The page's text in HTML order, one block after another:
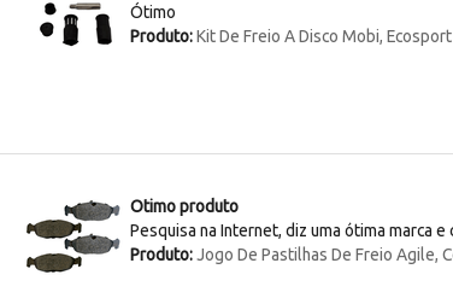
Ótimo
Produto:Kit De Freio A Disco Mobi,
Otimo produto
Pesquisa na Internet, diz uma ótima marca
Produto:Jogo De Pastilhas De Freio Agile,